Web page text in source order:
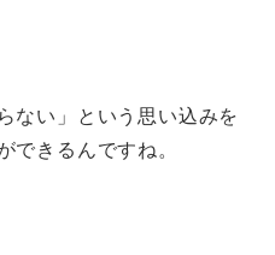
ない」という思い込みを
できるんですね。